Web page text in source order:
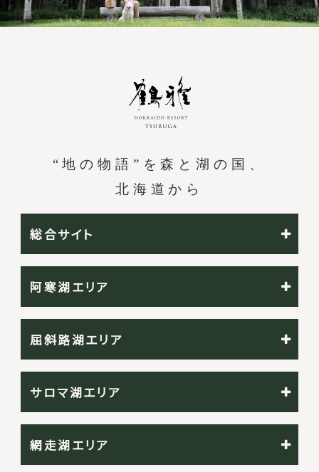
“地の物語”を森と湖の国、
北海道から
総合サイト
阿寒湖エリア
屈斜路湖エリア
サロマ湖エリア
網走湖エリア